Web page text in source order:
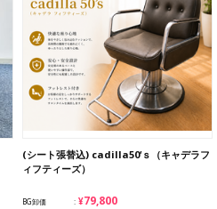
(シート張替込) cadilla50‘ｓ（キャデラフ
ィフティーズ）
BG卸価 ¥79,800